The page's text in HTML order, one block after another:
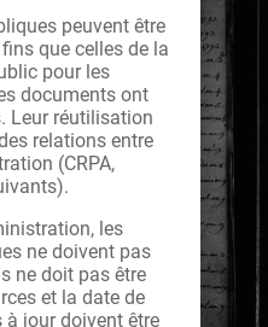
peuvent être
que celles de la
pour les
documents ont
Leur réutilisation
relations entre
(CRPA,
les
ne doivent pas
ne doit pas être
et la date de
à jour doivent être